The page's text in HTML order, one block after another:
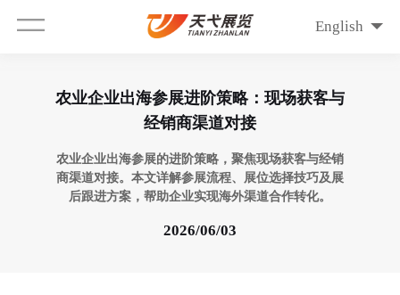
English
农业企业出海参展进阶策略：现场获客与
经销商渠道对接
农业企业出海参展的进阶策略，聚焦现场获客与经销
商渠道对接。本文详解参展流程、展位选择技巧及展
后跟进方案，帮助企业实现海外渠道合作转化。
2026/06/03